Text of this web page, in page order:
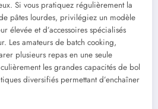
Si vous pratiquez régulièrement la
pâtes lourdes, privilégiez un modèle
élevée et d’accessoires spécialisés
Les amateurs de batch cooking,
plusieurs repas en une seule
les grandes capacités de bol
diversifiés permettant d’enchaîner